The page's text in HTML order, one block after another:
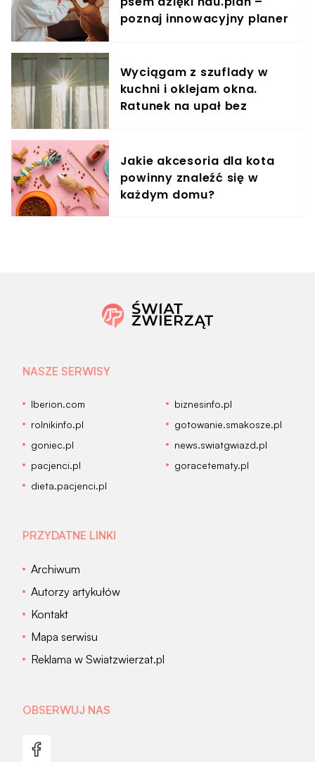
poznaj innowacyjny planer
Wyciągam z szuflady w
kuchni i oklejam okna.
Ratunek na upał bez
Jakie akcesoria dla kota
powinny znaleźć się w
każdym domu?
NASZE SERWISY
Iberion.com
biznesinfo.pl
rolnikinfo.pl
gotowanie.smakosze.pl
goniec.pl
news.swiatgwiazd.pl
pacjenci.pl
goracetematy.pl
dieta.pacjenci.pl
PRZYDATNE LINKI
Archiwum
Autorzy artykułów
Kontakt
Mapa serwisu
Reklama w Swiatzwierzat.pl
OBSERWUJ NAS